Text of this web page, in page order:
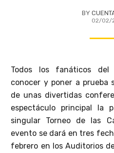
BY
02/02/
Todos los fanáticos del
conocer y poner a prueba
de unas divertidas
espectáculo principal la
singular Torneo de las
evento se dará en tres
febrero en los Auditorios